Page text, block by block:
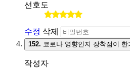
선호도
수정 삭제
152. 코로나 영향인지 장착점이
작성자